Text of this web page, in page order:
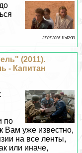
27 07 2026 11:42:30
(2011).
- Капитан
по
Вам уже известно,
на все ленты,
или иначе,